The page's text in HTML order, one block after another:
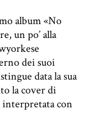
album «No
un po’ alla
dei suoi
data la sua
la cover di
interpretata con